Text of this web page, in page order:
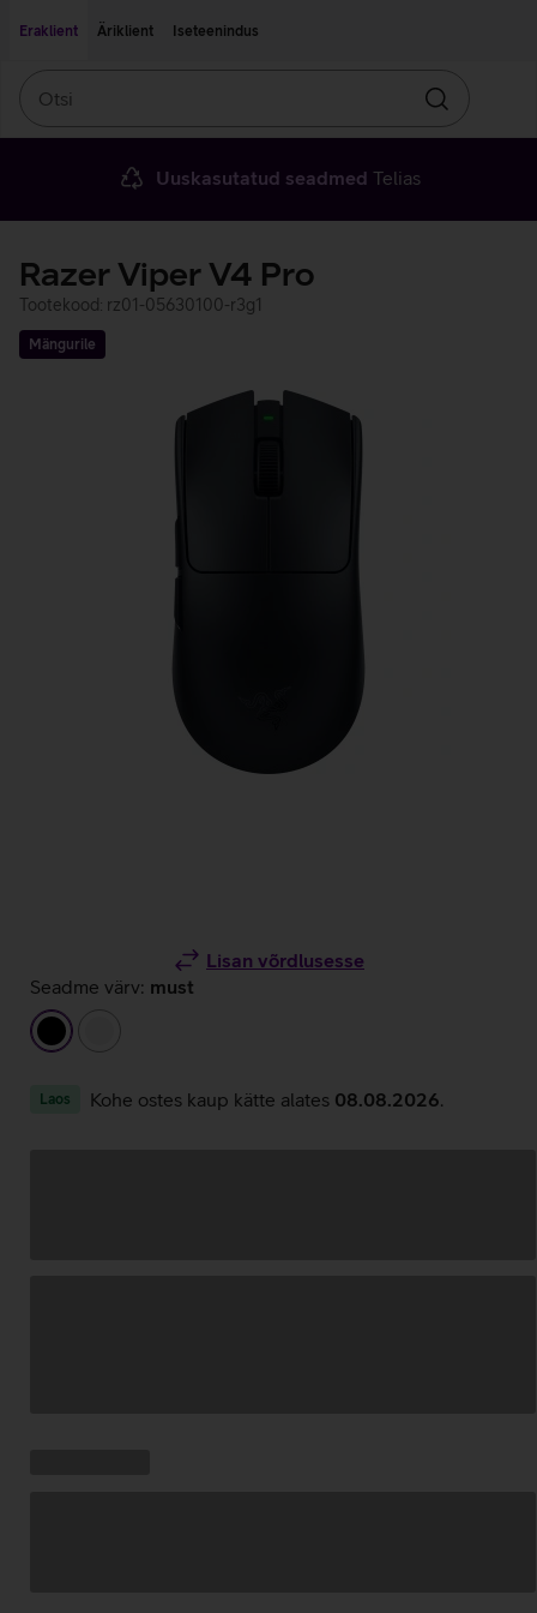
Eraklient
Äriklient Iseteenindus
Otsin
Uuskasutatud seadmed Telias
Razer Viper V4 Pro
Tootekood: rz01-05630100-r3g1
Mängurile
Lisan võrdlusesse
Seadme värv: must
must
Laos Kohe ostes kaup kätte alates 08.08.2026